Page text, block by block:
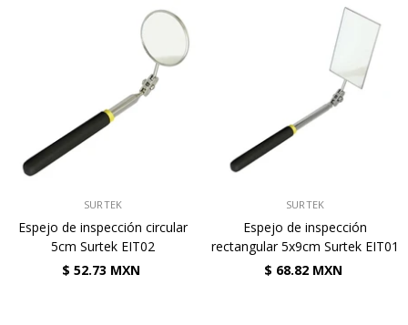
SURTEK
Espejo de inspección circular
5cm Surtek EIT02
$ 52.73 MXN
SURTEK
Espejo de inspección
rectangular 5x9cm Surtek EIT01
$ 68.82 MXN